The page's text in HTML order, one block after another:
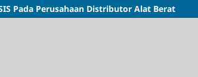
Pada Perusahaan Distributor Alat Berat